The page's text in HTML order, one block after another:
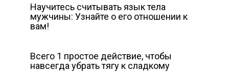
Научитесь считывать язык тела
мужчины: Узнайте о его отношении к
вам!
Всего 1 простое действие, чтобы
навсегда убрать тягу к сладкому